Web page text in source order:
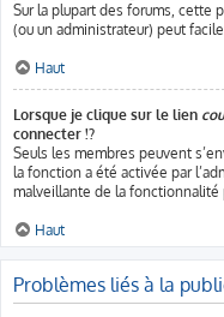
Sur la plupart des forums, cette
(ou un administrateur) peut
Haut
Lorsque je clique sur le lien
connecter !?
Seuls les membres peuvent
la fonction a été activée par
malveillante de la fonctionnalité
Haut
Problèmes liés à la